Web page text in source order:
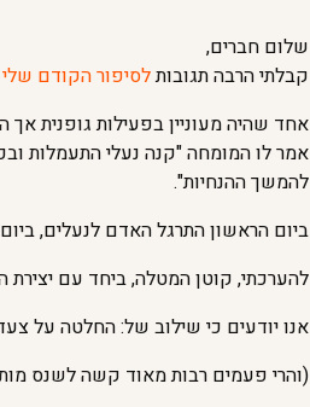
שלום חברים,
קבלתי הרבה תגובותלסיפור הקודם שלי
אחד שהיה מעוניין בפעילות גופנית
אמר לו המומחה "קנה נעלי התעמלות
להמשך ההנחיות".
ביום הראשון התרגל האדם לנעלים,
להערכתי, קוטן המטלה, ביחד עם יצירת
אנו יודעים כי שילוב של: החלטה על
(והרי פעמים רבות מאוד קשה לשנס